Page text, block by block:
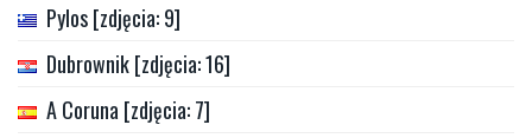
Pylos [zdjęcia: 9]
Dubrownik [zdjęcia: 16]
A Coruna [zdjęcia: 7]